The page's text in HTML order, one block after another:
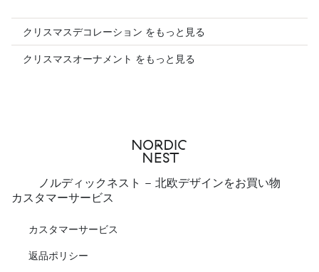
クリスマスデコレーション をもっと見る
クリスマスオーナメント をもっと見る
ノルディックネスト - 北欧デザインをお買い物
カスタマーサービス
カスタマーサービス
返品ポリシー